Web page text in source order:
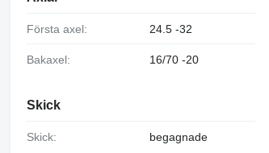
Första axel: 24.5 -32
Bakaxel: 16/70 -20
Skick
Skick: begagnade